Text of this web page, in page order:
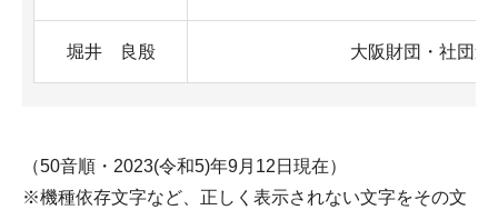
堀井 良殷 大阪財団・社団
（50音順・2023(令和5)年9月12日現在）
※機種依存文字など、正しく表示されない文字をその文